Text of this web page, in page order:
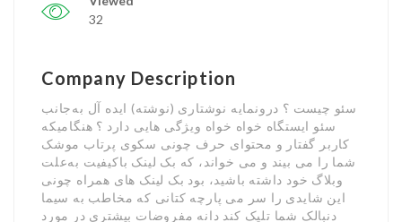
32
Company Description
سئو چیست ؟ درونمایه نوشتاری (نوشته) ایده آل به‌جانب
سئو ایستگاه خواه خواه ویژگی هایی دارد ؟ هنگامیکه
کاربر گفتار و محتوای حرف چونی سکوی پرتاب موشک
شما را می بیند و می خواند، که بک لینک باکیفیت به‌علت
وبلاگ خود داشته باشید، بود بک لینک های همراه چونی
این شایدی را سر می پارچه کتانی که مخاطب به سیما
دنبالک شما تلیک کند دانه مفروضات بیشتری در مورد